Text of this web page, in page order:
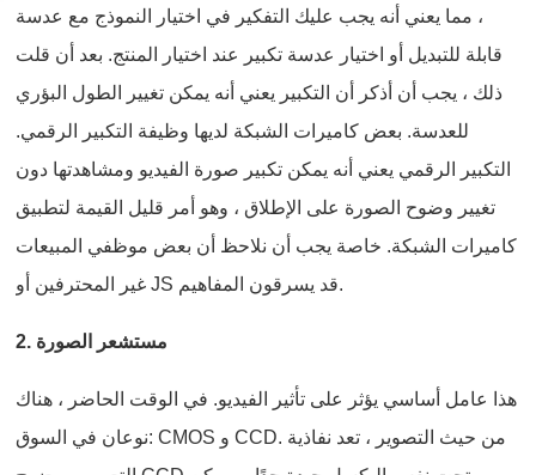
، مما يعني أنه يجب عليك التفكير في اختيار النموذج مع عدسة
قابلة للتبديل أو اختيار عدسة تكبير عند اختيار المنتج. بعد أن قلت
ذلك ، يجب أن أذكر أن التكبير يعني أنه يمكن تغيير الطول البؤري
للعدسة. بعض كاميرات الشبكة لديها وظيفة التكبير الرقمي.
التكبير الرقمي يعني أنه يمكن تكبير صورة الفيديو ومشاهدتها دون
تغيير وضوح الصورة على الإطلاق ، وهو أمر قليل القيمة لتطبيق
كاميرات الشبكة. خاصة يجب أن نلاحظ أن بعض موظفي المبيعات
غير المحترفين أو JS قد يسرقون المفاهيم.
2. مستشعر الصورة
هذا عامل أساسي يؤثر على تأثير الفيديو. في الوقت الحاضر ، هناك
نوعان في السوق: CMOS و CCD. من حيث التصوير ، تعد نفاذية